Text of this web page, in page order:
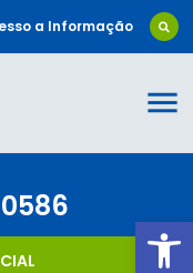
a Informação